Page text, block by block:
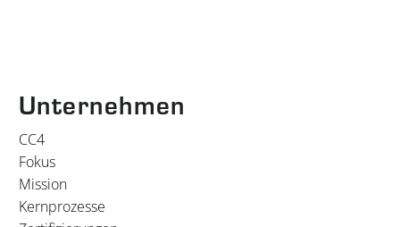
Unternehmen
CC4
Fokus
Mission
Kernprozesse